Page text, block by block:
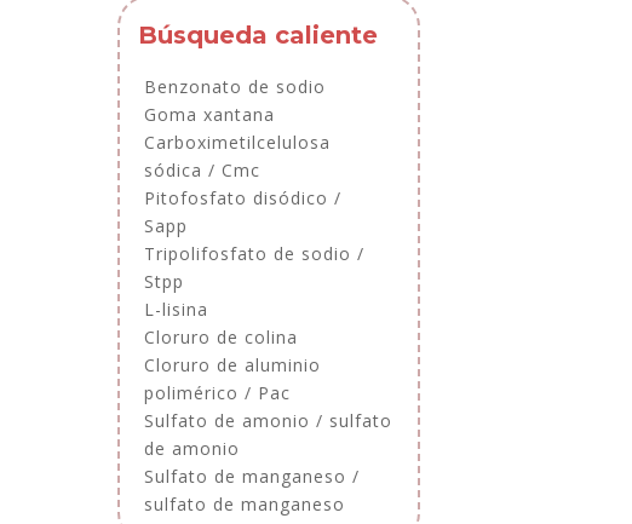
Búsqueda caliente
Benzonato de sodio
Goma xantana
Carboximetilcelulosa
sódica / Cmc
Pitofosfato disódico /
Sapp
Tripolifosfato de sodio /
Stpp
L-lisina
Cloruro de colina
Cloruro de aluminio
polimérico / Pac
Sulfato de amonio / sulfato
de amonio
Sulfato de manganeso /
sulfato de manganeso